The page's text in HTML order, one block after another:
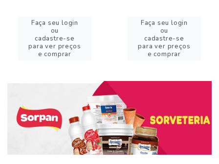
Faça seu login
ou
cadastre-se
para ver preços
e comprar
Faça seu login
ou
cadastre-se
para ver preços
e comprar